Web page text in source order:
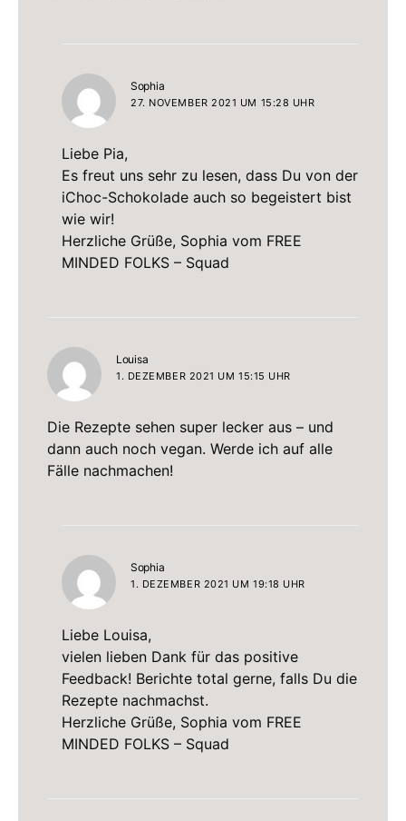
Sophia
27. NOVEMBER 2021 UM 15:28 UHR
Liebe Pia,
Es freut uns sehr zu lesen, dass Du von der
iChoc-Schokolade auch so begeistert bist
wie wir!
Herzliche Grüße, Sophia vom FREE
MINDED FOLKS – Squad
Louisa
1. DEZEMBER 2021 UM 15:15 UHR
Die Rezepte sehen super lecker aus – und
dann auch noch vegan. Werde ich auf alle
Fälle nachmachen!
Sophia
1. DEZEMBER 2021 UM 19:18 UHR
Liebe Louisa,
vielen lieben Dank für das positive
Feedback! Berichte total gerne, falls Du die
Rezepte nachmachst.
Herzliche Grüße, Sophia vom FREE
MINDED FOLKS – Squad